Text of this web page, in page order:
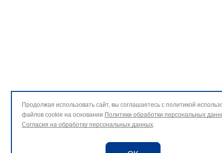
Продолжая использовать сайт, вы соглашаетесь с политикой
файлов cookie на основании Политики обработки персональных
Согласия на обработку персональных данных.